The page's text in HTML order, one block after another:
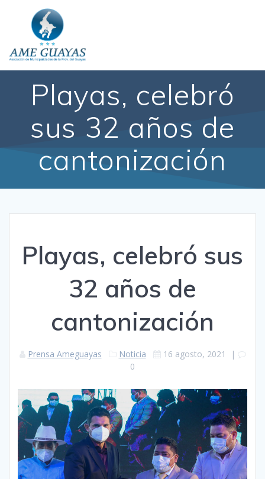
Playas, celebró
sus 32 años de
cantonización
Playas, celebró sus
32 años de
cantonización
Prensa Ameguayas Noticia 16 agosto, 2021
|
0